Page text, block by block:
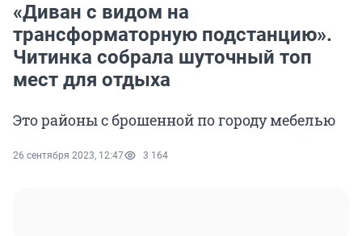
«Диван с видом на
трансформаторную подстанцию».
Читинка собрала шуточный топ
мест для отдыха
Это районы с брошенной по городу мебелью
26 сентября 2023, 12:47 3 164